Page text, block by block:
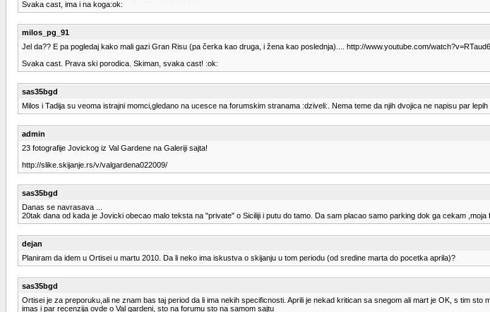
Svaka cast, ima i na koga:ok:
milos_pg_91
Jel da?? E pa pogledaj kako mali gazi Gran Risu (pa čerka kao druga, i žena kao poslednja).... http://www.youtube.com/
Svaka cast. Prava ski porodica. Skiman, svaka cast! :ok:
sas35bgd
Milos i Tadija su veoma istrajni momci,gledano na ucesce na forumskim stranama :dziveli:. Nema teme da njih dvojica ne napisu par
admin
23 fotografije Jovickog iz Val Gardene na Galeriji sajta!
http://slike.skijanje.rs/v/valgardena022009/
sas35bgd
Danas se navrasava ...
20tak dana od kada je Jovicki obecao malo teksta na "private" o Siciliji i putu do tamo. Da sam placao samo parking dok ga cekam
dejan
Planiram da idem u Ortisei u martu 2010. Da li neko ima iskustva o skijanju u tom periodu (od sredine marta do pocetka aprila)?
sas35bgd
Ortisei je za preporuku,ali ne znam bas taj period da li ima nekih specificnosti. Aprili je nekad kritican sa snegom ali mart je OK, s tim
imas i par recenzija ovde o Val gardeni, sto na forumu sto na samom sajtu